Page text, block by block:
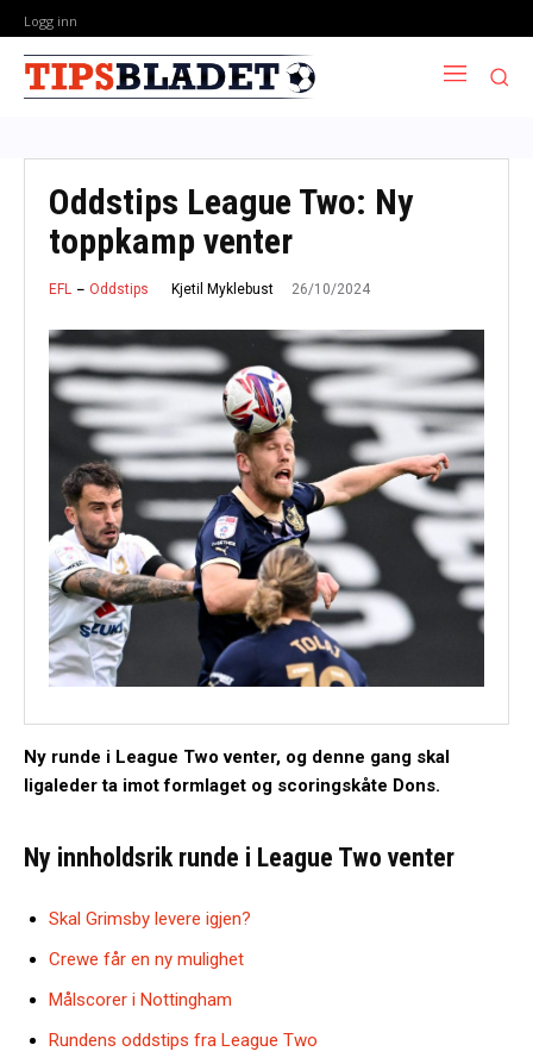
Logg inn
Oddstips League Two: Ny
toppkamp venter
EFL Oddstips Kjetil Myklebust 26/10/2024
Ny runde i League Two venter, og denne gang skal
ligaleder ta imot formlaget og scoringskåte Dons.
Ny innholdsrik runde i League Two venter
Skal Grimsby levere igjen?
Crewe får en ny mulighet
Målscorer i Nottingham
Rundens oddstips fra League Two